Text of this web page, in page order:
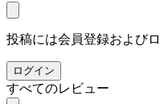
投稿には会員登録および
ログイン
すべてのレビュー